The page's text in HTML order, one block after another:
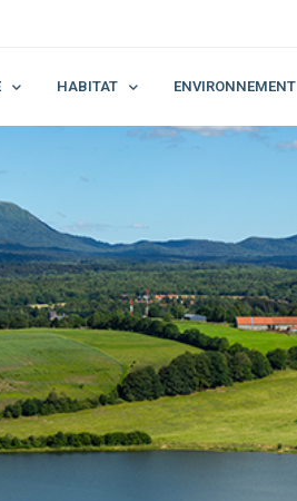
HABITAT ENVIRONNEMENT